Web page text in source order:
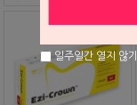
일주일간 열지 않기